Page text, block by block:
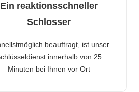
Ein reaktionsschneller
Schlosser
beauftragt, ist unser
innerhalb von 25
Minuten bei Ihnen vor Ort